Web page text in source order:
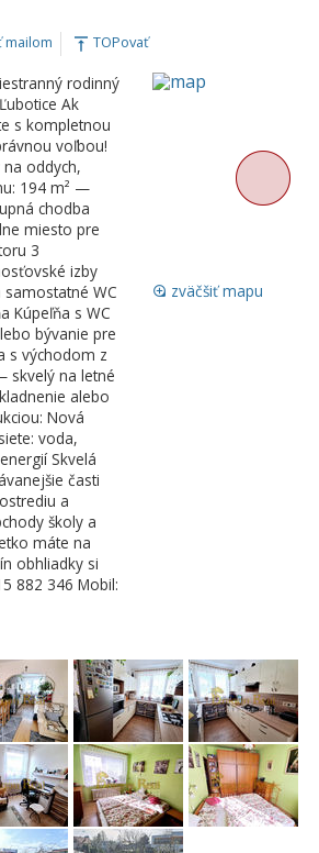
Pozemok
Stavebné pozemky
Bývanie a rekreácia
Priemyselný pozemok
Poľnohospodárske pozemky
Záhrada
Uložiť vyhľadávanie
mailom vertical_align_top TOPovať
rodinný
Ak
s kompletnou
voľbou!
oddych,
194 m² —
chodba
miesto pre
3
izby
WC
Kúpeľňa s WC
bývanie pre
s východom z
skvelý na letné
alebo
Nová
voda,
Skvelá
časti
a
školy a
máte na
obhliadky si
882 346 Mobil:
loupe zväčšiť mapu